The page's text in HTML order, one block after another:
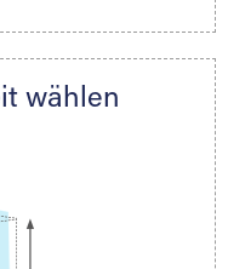
Extraraum noch
besprechen alles
wählen